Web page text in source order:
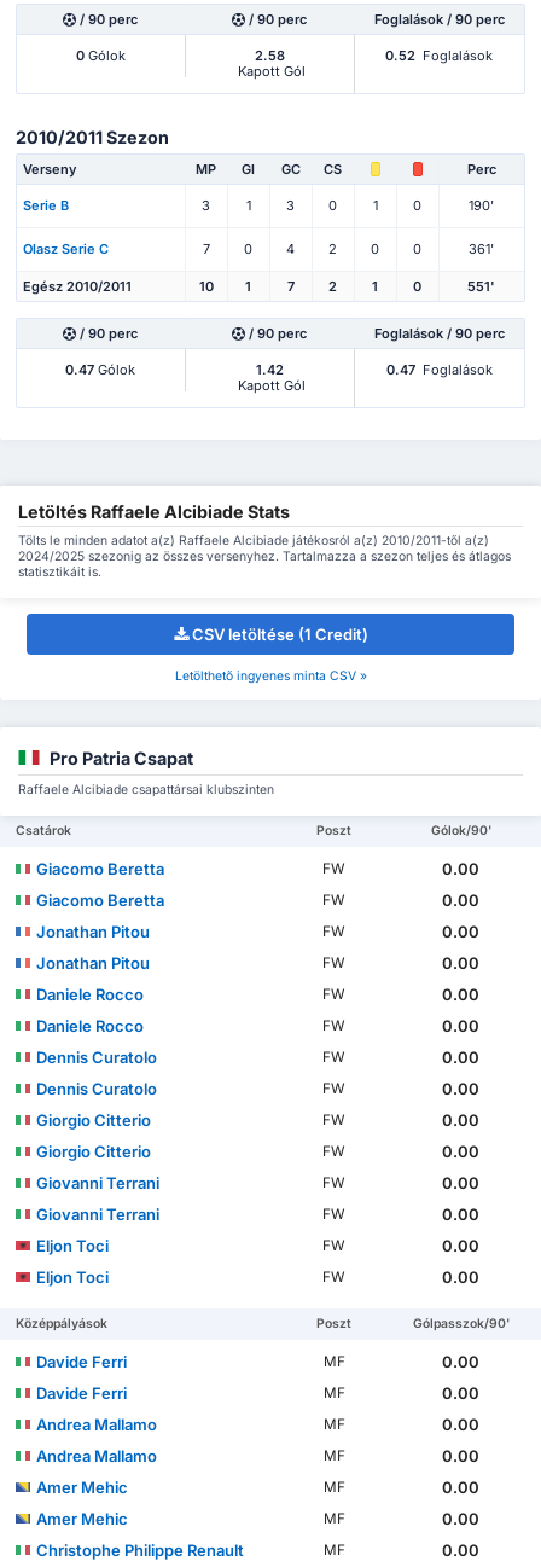
/ 90 perc / 90 perc Foglalások / 90 perc
0Gólok
2.58
Kapott Gól
0.52 Foglalások
2010/2011 Szezon
Verseny MP Gl GC CS Perc
Serie B 3 1 3 0 1 0 190'
Olasz Serie C 7 0 4 2 0 0 361'
Egész 2010/2011 10 1 7 2 1 0 551'
/ 90 perc / 90 perc Foglalások / 90 perc
0.47 Gólok
1.42
Kapott Gól
0.47 Foglalások
Letöltés Raffaele Alcibiade Stats
Tölts le minden adatot a(z) Raffaele Alcibiade játékosról a(z) 2010/2011-től a(z)
2024/2025 szezonig az összes versenyhez. Tartalmazza a szezon teljes és átlagos
statisztikáit is.
CSV letöltése (1 Credit)
Letölthető ingyenes minta CSV »
Pro Patria Csapat
Raffaele Alcibiade csapattársai klubszinten
Csatárok Poszt Gólok/90'
Giacomo Beretta FW
0.00
Giacomo Beretta
FW
0.00
Jonathan Pitou
FW
0.00
Jonathan Pitou
FW
0.00
Daniele Rocco
FW
0.00
Daniele Rocco
FW
0.00
Dennis Curatolo
FW
0.00
Dennis Curatolo
FW
0.00
Giorgio Citterio
FW
0.00
Giorgio Citterio
FW
0.00
Giovanni Terrani
FW
0.00
Giovanni Terrani
FW
0.00
Eljon Toci
FW
0.00
Eljon Toci
FW 0.00
Középpályások Poszt Gólpasszok/90'
Davide Ferri MF
0.00
Davide Ferri
MF
0.00
Andrea Mallamo
MF
0.00
Andrea Mallamo
MF
0.00
Amer Mehic
MF
0.00
Amer Mehic
MF
0.00
Christophe Philippe Renault
MF
0.00